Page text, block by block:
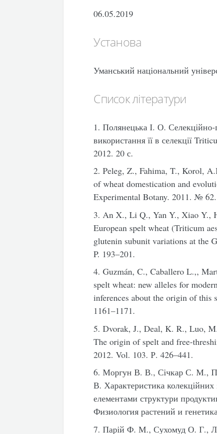
06.05.2019
Установа
Уманський національний
Список літератури
1. Полянецька І. О.
використання її в селекції
2012. 20 с.
2. Peleg, Z., Fahima, T., Korol,
of wheat domestication and
Experimental Botany. 2011. №
3. An X., Li Q., Yan Y., Xiao Y.,
European spelt wheat (Triticum
glutenin subunit variations at the
P. 193–201.
4. Guzmán, C., Caballero L.,,
spelt wheat: new alleles for
inferences about the origin of this
1161–1171.
5. Dvorak, J., Deal, K. R., Luo,
The origin of spelt and free-
2012. Vol. 103. Р. 426–441.
6. Моргун В. В., Січкар С. М.,
В. Характеристика
елементами структури
Физиология растений и
7. Парій Ф. М., Сухомуд О. Г.,